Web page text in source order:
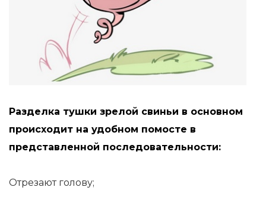
Разделка тушки зрелой свиньи в основном
происходит на удобном помосте в
представленной последовательности:
Отрезают голову;